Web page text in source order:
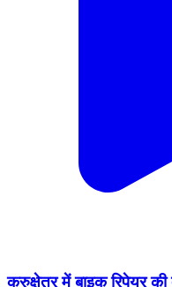
कुरुक्षेत्र में बाइक रिपेयर